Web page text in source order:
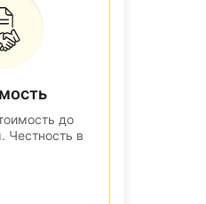
до
Честность в